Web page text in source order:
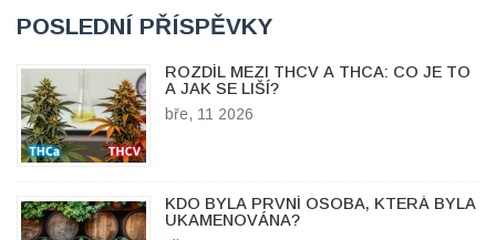
POSLEDNÍ PŘÍSPĚVKY
ROZDÍL MEZI THCV A THCA: CO JE TO
A JAK SE LIŠÍ?
bře, 11 2026
KDO BYLA PRVNÍ OSOBA, KTERÁ BYLA
UKAMENOVÁNA?